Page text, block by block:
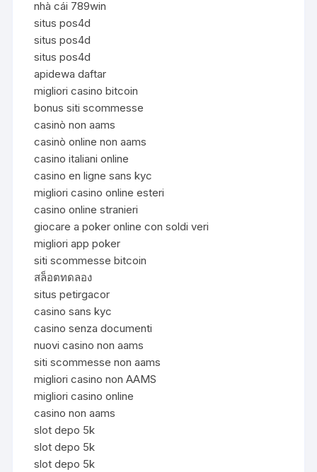
nhà cái 789win
situs pos4d
situs pos4d
situs pos4d
apidewa daftar
migliori casino bitcoin
bonus siti scommesse
casinò non aams
casinò online non aams
casino italiani online
casino en ligne sans kyc
migliori casino online esteri
casino online stranieri
giocare a poker online con soldi veri
migliori app poker
siti scommesse bitcoin
สล็อตทดลอง
situs petirgacor
casino sans kyc
casino senza documenti
nuovi casino non aams
siti scommesse non aams
migliori casino non AAMS
migliori casino online
casino non aams
slot depo 5k
slot depo 5k
slot depo 5k